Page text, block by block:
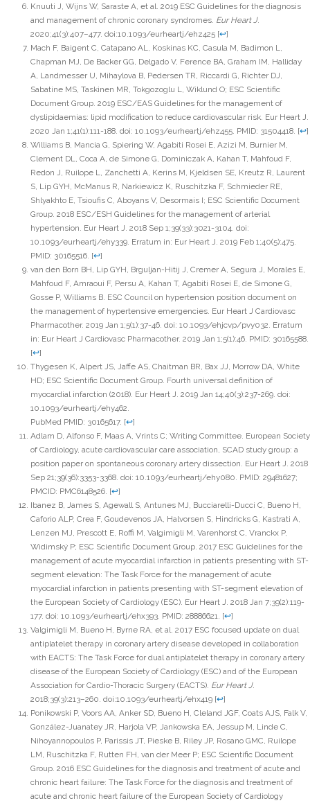
Knuuti J, Wijns W, Saraste A, et al. 2019 ESC Guidelines for the diagnosis
and management of chronic coronary syndromes. Eur Heart J.
2020;41(3):407–477. doi:10.1093/eurheartj/ehz425[↩]
Mach F, Baigent C, Catapano AL, Koskinas KC, Casula M, Badimon L,
Chapman MJ, De Backer GG, Delgado V, Ference BA, Graham IM, Halliday
A, Landmesser U, Mihaylova B, Pedersen TR, Riccardi G, Richter DJ,
Sabatine MS, Taskinen MR, Tokgozoglu L, Wiklund O; ESC Scientific
Document Group. 2019 ESC/EAS Guidelines for the management of
dyslipidaemias: lipid modification to reduce cardiovascular risk. Eur Heart J.
2020 Jan 1;41(1):111-188. doi: 10.1093/eurheartj/ehz455. PMID: 31504418. [↩]
Williams B, Mancia G, Spiering W, Agabiti Rosei E, Azizi M, Burnier M,
Clement DL, Coca A, de Simone G, Dominiczak A, Kahan T, Mahfoud F,
Redon J, Ruilope L, Zanchetti A, Kerins M, Kjeldsen SE, Kreutz R, Laurent
S, Lip GYH, McManus R, Narkiewicz K, Ruschitzka F, Schmieder RE,
Shlyakhto E, Tsioufis C, Aboyans V, Desormais I; ESC Scientific Document
Group. 2018 ESC/ESH Guidelines for the management of arterial
hypertension. Eur Heart J. 2018 Sep 1;39(33):3021-3104. doi:
10.1093/eurheartj/ehy339. Erratum in: Eur Heart J. 2019 Feb 1;40(5):475.
PMID: 30165516. [↩]
van den Born BH, Lip GYH, Brguljan-Hitij J, Cremer A, Segura J, Morales E,
Mahfoud F, Amraoui F, Persu A, Kahan T, Agabiti Rosei E, de Simone G,
Gosse P, Williams B. ESC Council on hypertension position document on
the management of hypertensive emergencies. Eur Heart J Cardiovasc
Pharmacother. 2019 Jan 1;5(1):37-46. doi: 10.1093/ehjcvp/pvy032. Erratum
in: Eur Heart J Cardiovasc Pharmacother. 2019 Jan 1;5(1):46. PMID: 30165588.
[↩]
Thygesen K, Alpert JS, Jaffe AS, Chaitman BR, Bax JJ, Morrow DA, White
HD; ESC Scientific Document Group. Fourth universal definition of
myocardial infarction (2018). Eur Heart J. 2019 Jan 14;40(3):237-269. doi:
10.1093/eurheartj/ehy462.
PubMed PMID: 30165617. [↩]
Adlam D, Alfonso F, Maas A, Vrints C; Writing Committee. European Society
of Cardiology, acute cardiovascular care association, SCAD study group: a
position paper on spontaneous coronary artery dissection. Eur Heart J. 2018
Sep 21;39(36):3353-3368. doi: 10.1093/eurheartj/ehy080. PMID: 29481627;
PMCID: PMC6148526. [↩]
Ibanez B, James S, Agewall S, Antunes MJ, Bucciarelli-Ducci C, Bueno H,
Caforio ALP, Crea F, Goudevenos JA, Halvorsen S, Hindricks G, Kastrati A,
Lenzen MJ, Prescott E, Roffi M, Valgimigli M, Varenhorst C, Vranckx P,
Widimský P; ESC Scientific Document Group. 2017 ESC Guidelines for the
management of acute myocardial infarction in patients presenting with ST-
segment elevation: The Task Force for the management of acute
myocardial infarction in patients presenting with ST-segment elevation of
the European Society of Cardiology (ESC). Eur Heart J. 2018 Jan 7;39(2):119-
177. doi: 10.1093/eurheartj/ehx393. PMID: 28886621.
[↩]
Valgimigli M, Bueno H, Byrne RA, et al. 2017 ESC focused update on dual
antiplatelet therapy in coronary artery disease developed in collaboration
with EACTS: The Task Force for dual antiplatelet therapy in coronary artery
disease of the European Society of Cardiology (ESC) and of the European
Association for Cardio-Thoracic Surgery (EACTS). Eur Heart J.
2018;39(3):213–260. doi:10.1093/eurheartj/ehx419[↩]
Ponikowski P, Voors AA, Anker SD, Bueno H, Cleland JGF, Coats AJS, Falk V,
González-Juanatey JR, Harjola VP, Jankowska EA, Jessup M, Linde C,
Nihoyannopoulos P, Parissis JT, Pieske B, Riley JP, Rosano GMC, Ruilope
LM, Ruschitzka F, Rutten FH, van der Meer P; ESC Scientific Document
Group. 2016 ESC Guidelines for the diagnosis and treatment of acute and
chronic heart failure: The Task Force for the diagnosis and treatment of
acute and chronic heart failure of the European Society of Cardiology